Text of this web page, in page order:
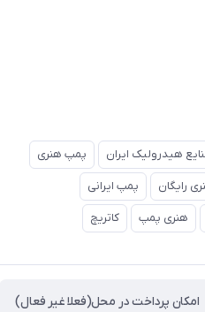
هیدرولیک ایران پمپ هنری
رایگان پمپ ایرانی
هنری پمپ کاتریچ
امکان پرداخت در محل(فعلا غیر فعال)